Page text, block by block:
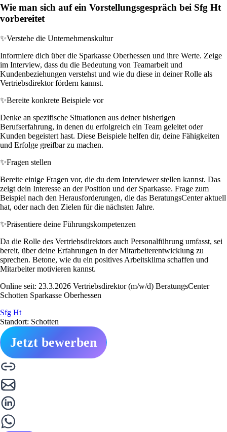
Wie man sich auf ein Vorstellungsgespräch bei Sfg Ht
vorbereitet
✨Verstehe die Unternehmenskultur
Informiere dich über die Sparkasse Oberhessen und ihre Werte. Zeige
im Interview, dass du die Bedeutung von Teamarbeit und
Kundenbeziehungen verstehst und wie du diese in deiner Rolle als
Vertriebsdirektor fördern kannst.
✨Bereite konkrete Beispiele vor
Denke an spezifische Situationen aus deiner bisherigen
Berufserfahrung, in denen du erfolgreich ein Team geleitet oder
Kunden begeistert hast. Diese Beispiele helfen dir, deine Fähigkeiten
und Erfolge greifbar zu machen.
✨Fragen stellen
Bereite einige Fragen vor, die du dem Interviewer stellen kannst. Das
zeigt dein Interesse an der Position und der Sparkasse. Frage zum
Beispiel nach den Herausforderungen, die das BeratungsCenter aktuell
hat, oder nach den Zielen für die nächsten Jahre.
✨Präsentiere deine Führungskompetenzen
Da die Rolle des Vertriebsdirektors auch Personalführung umfasst, sei
bereit, über deine Erfahrungen in der Mitarbeiterentwicklung zu
sprechen. Betone, wie du ein positives Arbeitsklima schaffen und
Mitarbeiter motivieren kannst.
Online seit: 23.3.2026 Vertriebsdirektor (m/w/d) BeratungsCenter
Schotten Sparkasse Oberhessen
Sfg Ht
Standort: Schotten
Jetzt bewerben